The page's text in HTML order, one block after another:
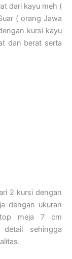
dari kayu meh (
( orang Jawa
kursi kayu
dan berat serta
2 kursi dengan
dengan ukuran
top meja 7 cm
sehingga